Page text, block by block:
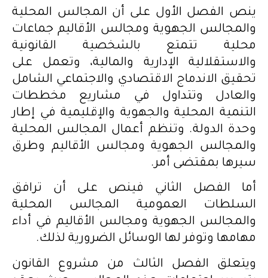
ينص الفصل الأول على أن المجالس المحلية
والمجالس الجهوية ومجالس الأقاليم جماعات
محلية تتمتع بالشخصية القانونية
والاستقلالية الإدارية والمالية، وتعمل على
تحقيق الاندماج الاقتصادي والاجتماعي الشامل
والعادل وتتداول في مشاريع مخططات
التنمية المحلية والجهوية والإقليمية في إطار
وحدة الدولة. وتنظم أعمال المجالس المحلية
والمجالس الجهوية ومجالس الأقاليم وطرق
سيرها بمقتضى أمر.
أما الفصل الثاني فينص على أن ترافق
السلطات العمومية المجالس المحلية
والمجالس الجهوية ومجالس الأقاليم في أداء
مهامها وتوفر لها الوسائل الضرورية لذلك.
ويتعلق الفصل الثالث من مشروع القانون